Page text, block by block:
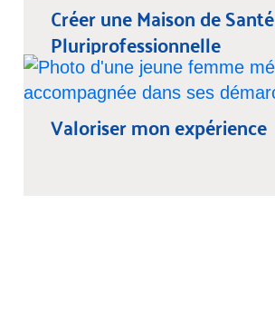
Créer une Maison de Santé
Pluriprofessionnelle
Valoriser mon expérience